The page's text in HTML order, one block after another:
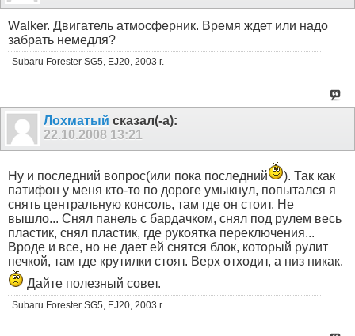
Wаlkеr. Двигатель атмосферник. Время ждет или надо
забрать немедля?
Subaru Forester SG5, EJ20, 2003 г.
Лохматый сказал(-а):
22.10.2008 13:21
Ну и последний вопрос(или пока последний
). Так как
патифон у меня кто-то по дороге умыкнул, попытался я
снять центральную консоль, там где он стоит. Не
вышло... Снял панель с бардачком, снял под рулем весь
пластик, снял пластик, где рукоятка переключения...
Вроде и все, но не дает ей снятся блок, который рулит
печкой, там где крутилки стоят. Верх отходит, а низ никак.
Дайте полезный совет.
Subaru Forester SG5, EJ20, 2003 г.